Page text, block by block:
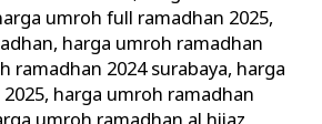
umroh full ramadhan 2025,
, harga umroh ramadhan
ramadhan 2024 surabaya, harga
, harga umroh ramadhan